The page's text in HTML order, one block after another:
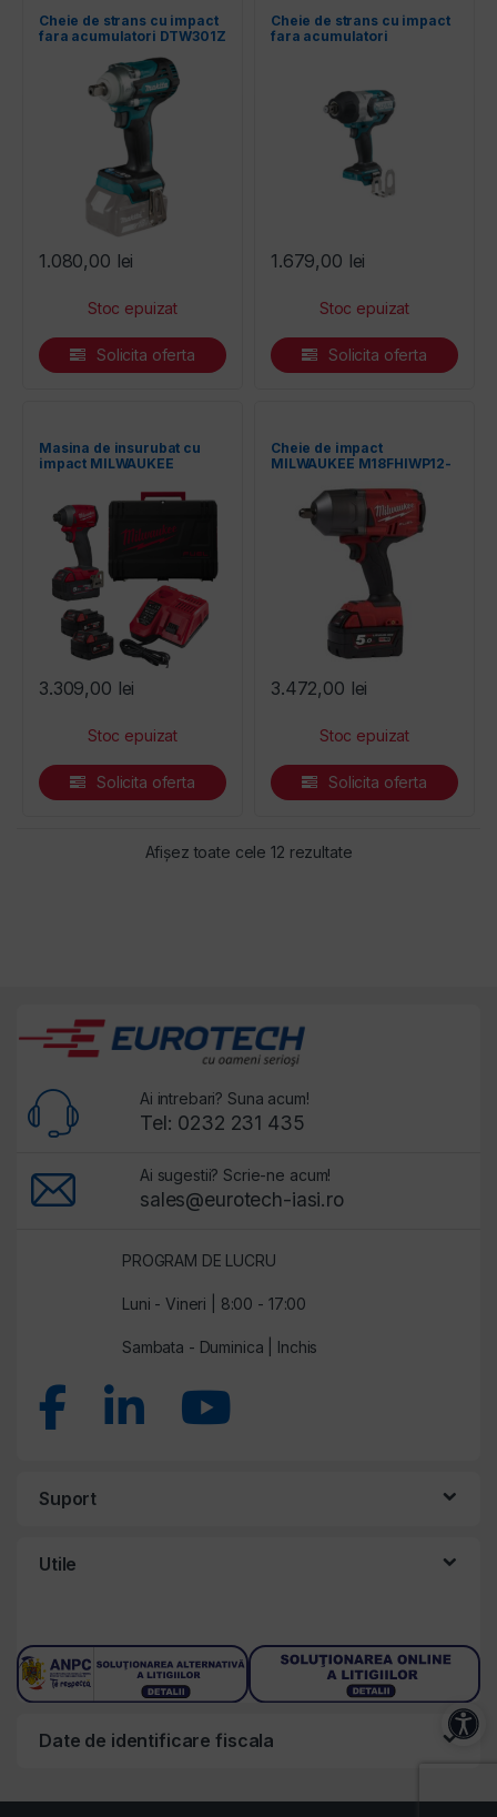
Cheie de strans cu impact
fara acumulatori DTW301Z
1.080,00 lei
Solicita oferta
Cheie de strans cu impact
fara acumulatori
1.679,00 lei
Solicita oferta
Masina de insurubat cu
impact MILWAUKEE
acumulatori 18V/5Ah, 1/4″
Hex
3.309,00 lei
Solicita oferta
Cheie de impact
MILWAUKEE M18FHIWP12-
V/5 Ah, cuplu maxim 1017
Nm, 1/2″ cu pin de blocare
3.472,00 lei
Solicita oferta
Afișez toate cele 12 rezultateSortat după preț:
Ai intrebari? Suna acum!
Tel: 0232 231 435
Ai sugestii? Scrie-ne acum!
sales@eurotech-iasi.ro
PROGRAM DE LUCRU
Luni - Vineri | 8:00 - 17:00
Sambata - Duminica | Inchis
Suport
Utile
Date de identificare fiscala